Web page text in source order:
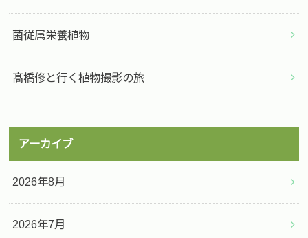
菌従属栄養植物
髙橋修と行く植物撮影の旅
アーカイブ
2026年8月
2026年7月